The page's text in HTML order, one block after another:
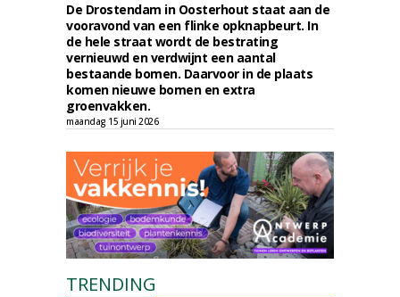
De Drostendam in Oosterhout staat aan de
vooravond van een flinke opknapbeurt. In
de hele straat wordt de bestrating
vernieuwd en verdwijnt een aantal
bestaande bomen. Daarvoor in de plaats
komen nieuwe bomen en extra
groenvakken.
maandag 15 juni 2026
TRENDING